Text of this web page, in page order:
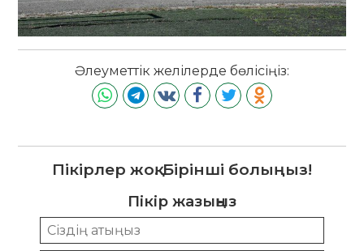
Әлеуметтік желілерде бөлісіңіз:
Пікірлер жоқ. Бірінші болыңыз!
Пікір жазыңыз